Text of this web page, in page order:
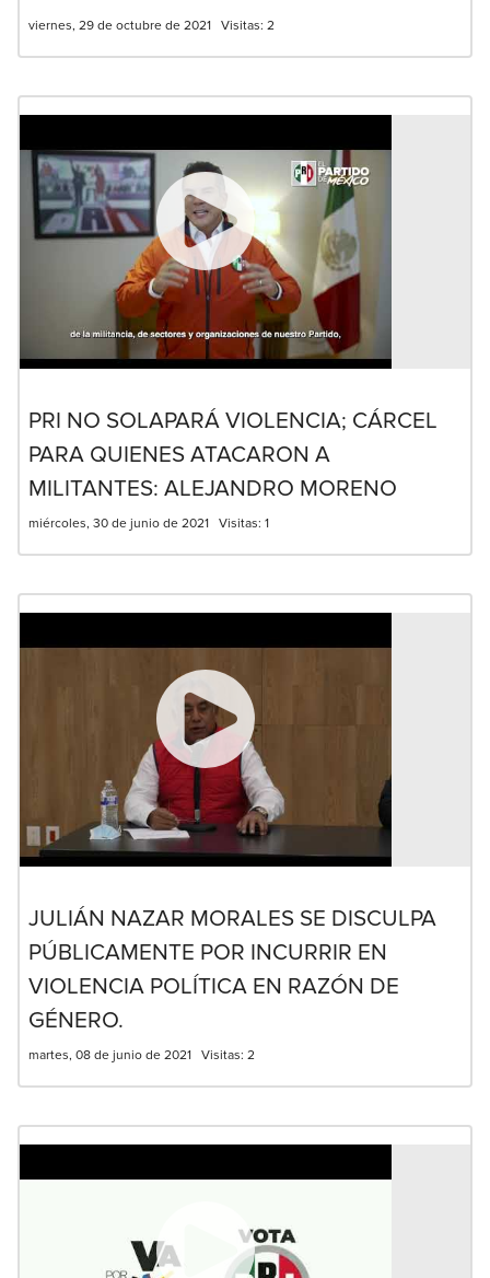
viernes, 29 de octubre de 2021 Visitas: 2
PRI NO SOLAPARÁ VIOLENCIA; CÁRCEL
PARA QUIENES ATACARON A
MILITANTES: ALEJANDRO MORENO
miércoles, 30 de junio de 2021 Visitas: 1
JULIÁN NAZAR MORALES SE DISCULPA
PÚBLICAMENTE POR INCURRIR EN
VIOLENCIA POLÍTICA EN RAZÓN DE
GÉNERO.
martes, 08 de junio de 2021 Visitas: 2